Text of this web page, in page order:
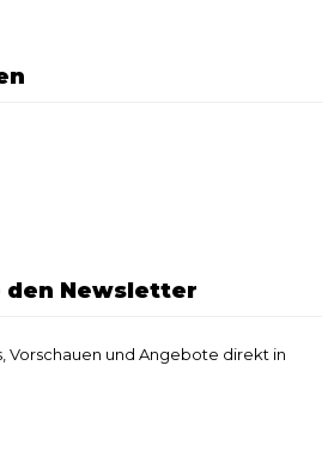
den Newsletter
Vorschauen und Angebote direkt in